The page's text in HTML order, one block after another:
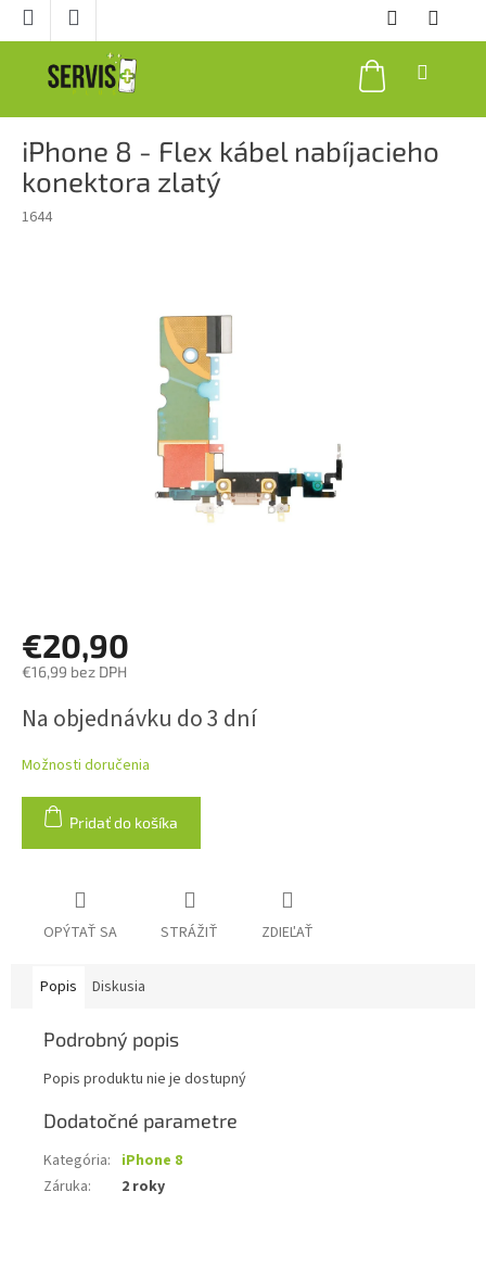
Prejsť
NÁKUPNÝ
KOŠÍK
iPhone 8 - Flex kábel nabíjacieho
konektora zlatý
1644
€20,90
€16,99 bez DPH
cena:
Na objednávku do 3 dní
Možnosti doručenia
Pridať do košíka
OPÝTAŤ SA STRÁŽIŤ ZDIEĽAŤ
Popis Diskusia
Podrobný popis
Popis produktu nie je dostupný
Dodatočné parametre
Kategória: iPhone 8
Záruka: 2 roky